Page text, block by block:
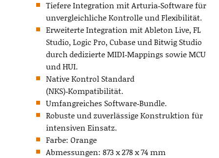
Tiefere Integration mit Arturia‑Software für
unvergleichliche Kontrolle und Flexibilität.
Erweiterte Integration mit Ableton Live, FL
Studio, Logic Pro, Cubase und Bitwig Studio
durch dedizierte MIDI‑Mappings sowie MCU
und HUI.
Native Kontrol Standard
(NKS)‑Kompatibilität.
Umfangreiches Software‑Bundle.
Robuste und zuverlässige Konstruktion für
intensiven Einsatz.
Farbe: Orange
Abmessungen: 873 x 278 x 74 mm